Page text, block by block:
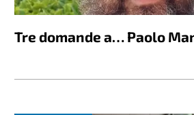
Tre domande a… Paolo